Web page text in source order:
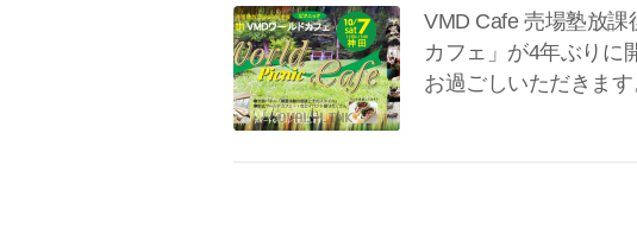
VMD Cafe 売場塾放
カフェ」が4年ぶりに
お過ごしいただきます